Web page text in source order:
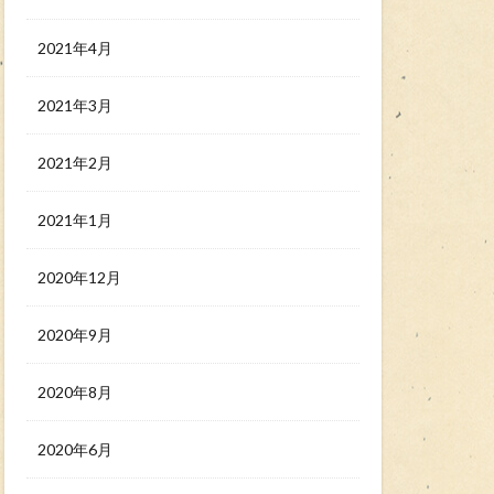
2021年4月
2021年3月
2021年2月
2021年1月
2020年12月
2020年9月
2020年8月
2020年6月